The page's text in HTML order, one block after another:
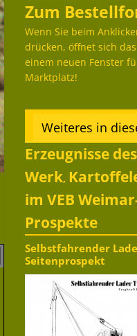
Zum
Wenn Sie beim
drücken, öffnet sich
einem neuen Fenster
Marktplatz!
Weiteres in
Erzeugnisse
Werk,
im VEB
Prospekte
Selbstfahrender
Seitenprospekt